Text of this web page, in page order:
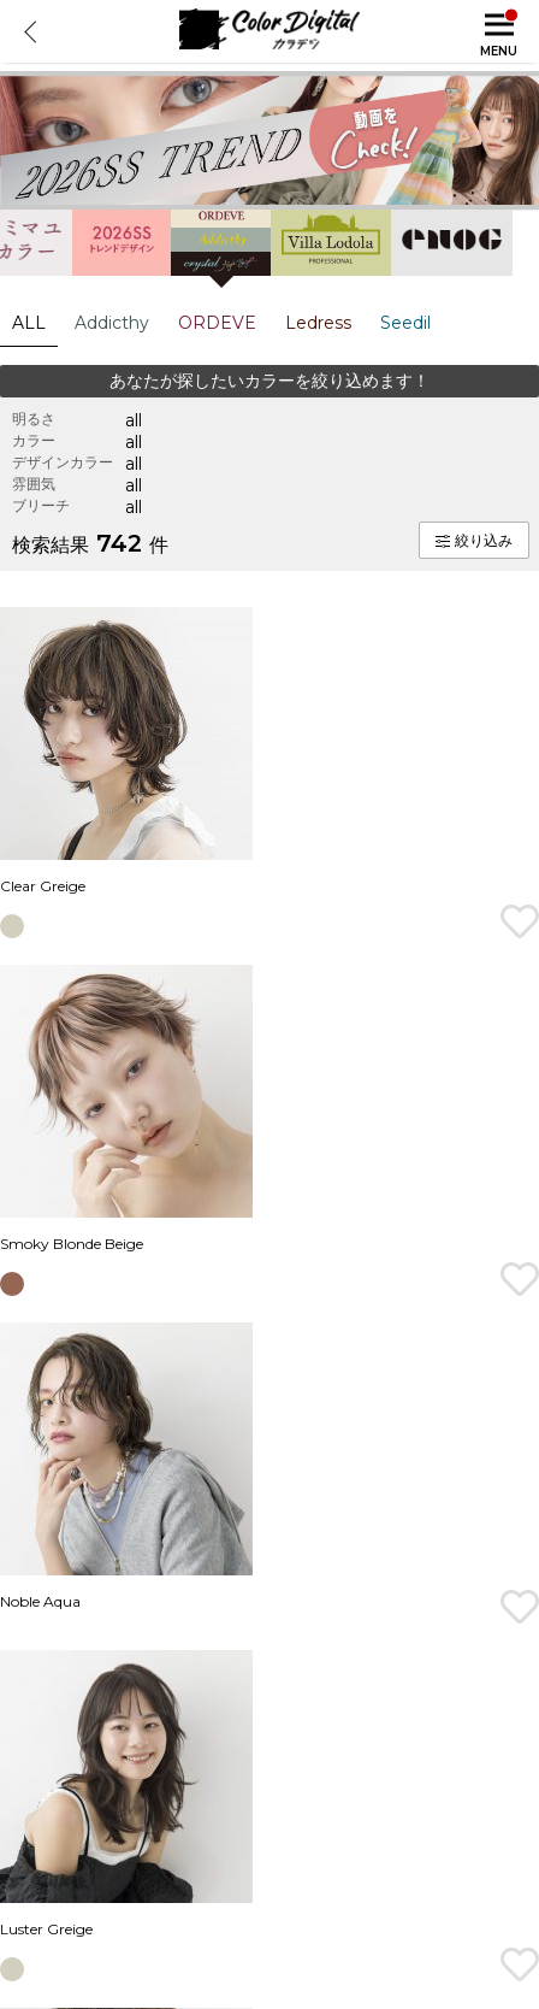
MENU
ALL Addicthy ORDEVE Ledress Seedil
あなたが探したいカラーを絞り込めます！
明るさ all
カラー all
デザインカラー all
雰囲気 all
ブリーチ all
検索結果 742 件 絞り込み
Clear Greige
Smoky Blonde Beige
Noble Aqua
Luster Greige